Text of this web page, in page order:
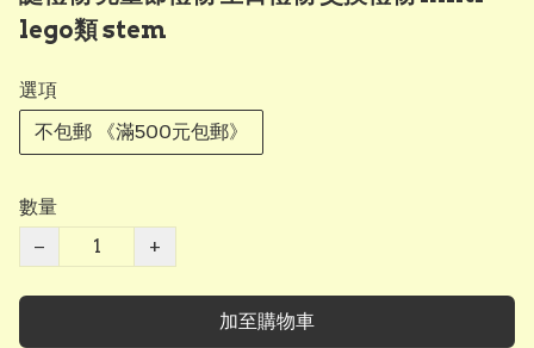
lego類 stem
選項
不包郵 《滿500元包郵》
數量
−
+
加至購物車